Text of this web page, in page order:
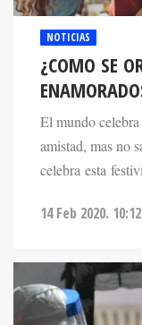
NOTICIAS
¿COMO SE
El mundo
amistad, mas no
celebra esta
14 Feb 2020.